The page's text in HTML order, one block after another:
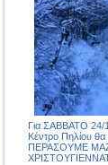
Για ΣΑΒΒΑΤΟ 24/
Κέντρο Πηλίου
ΠΕΡΑΣΟΥΜΕ